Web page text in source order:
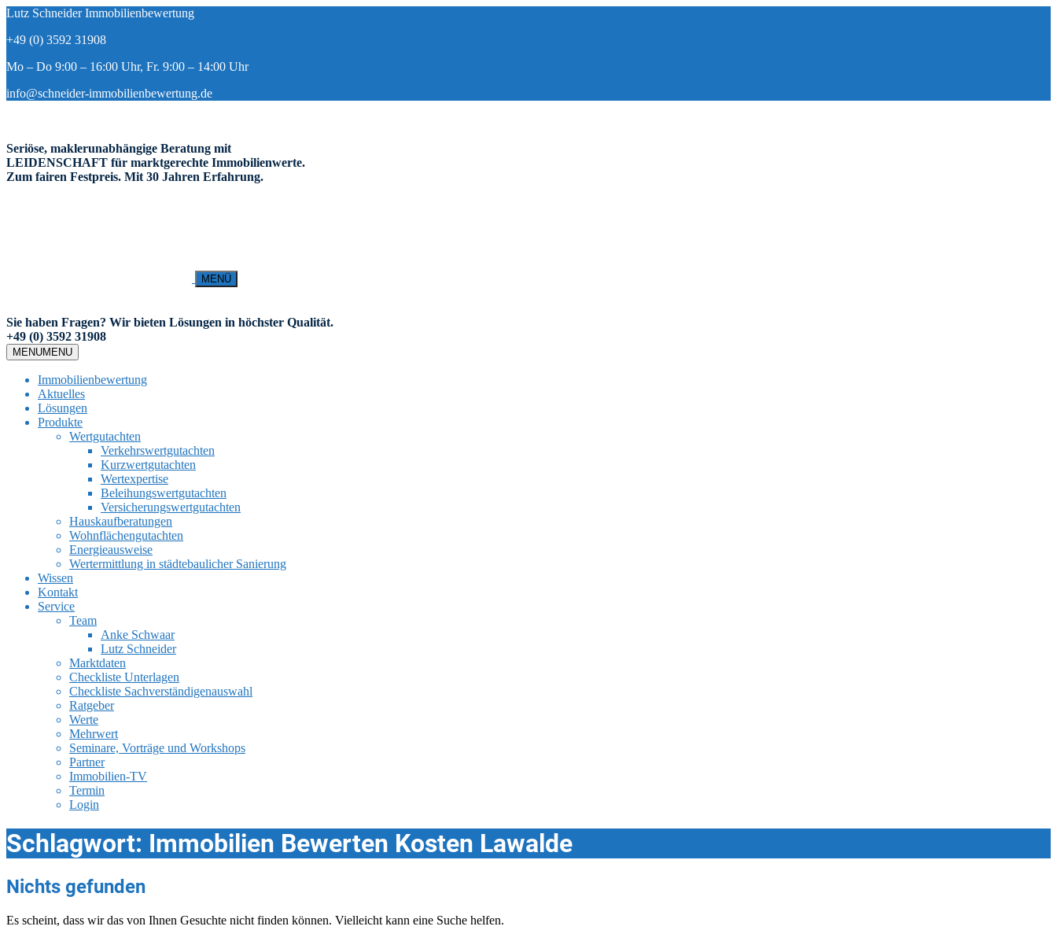
Lutz Schneider Immobilienbewertung
+49 (0) 3592 31908
Mo – Do 9:00 – 16:00 Uhr, Fr. 9:00 – 14:00 Uhr
info@schneider-immobilienbewertung.de
Seriöse, maklerunabhängige Beratung mit
LEIDENSCHAFT für marktgerechte Immobilienwerte.
Zum fairen Festpreis. Mit 30 Jahren Erfahrung.
MENÜ
Sie haben Fragen? Wir bieten Lösungen in höchster Qualität.
+49 (0) 3592 31908
MENUMENU
Immobilienbewertung
Aktuelles
Lösungen
Produkte
Wertgutachten
Verkehrswertgutachten
Kurzwertgutachten
Wertexpertise
Beleihungswertgutachten
Versicherungswertgutachten
Hauskaufberatungen
Wohnflächengutachten
Energieausweise
Wertermittlung in städtebaulicher Sanierung
Wissen
Kontakt
Service
Team
Anke Schwaar
Lutz Schneider
Marktdaten
Checkliste Unterlagen
Checkliste Sachverständigenauswahl
Ratgeber
Werte
Mehrwert
Seminare, Vorträge und Workshops
Partner
Immobilien-TV
Termin
Login
Schlagwort: Immobilien Bewerten Kosten Lawalde
Nichts gefunden
Es scheint, dass wir das von Ihnen Gesuchte nicht finden können. Vielleicht kann eine Suche helfen.